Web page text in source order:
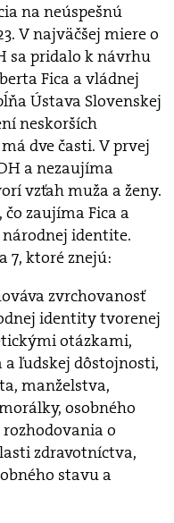
na neúspešnú
V najväčšej miere o
sa pridalo k návrhu
Fica a vládnej
Ústava Slovenskej
neskorších
dve časti. V prvej
a nezaujíma
vzťah muža a ženy.
zaujíma Fica a
identite.
7, ktoré znejú:
zvrchovanosť
identity tvorenej
otázkami,
ľudskej dôstojnosti,
manželstva,
osobného
o
zdravotníctva,
stavu a